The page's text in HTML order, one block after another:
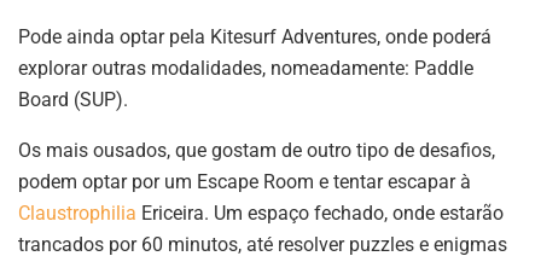
Pode ainda optar pela Kitesurf Adventures, onde poderá
explorar outras modalidades, nomeadamente: Paddle
Board (SUP).
Os mais ousados, que gostam de outro tipo de desafios,
podem optar por um Escape Room e tentar escapar à
Claustrophilia Ericeira. Um espaço fechado, onde estarão
trancados por 60 minutos, até resolver puzzles e enigmas